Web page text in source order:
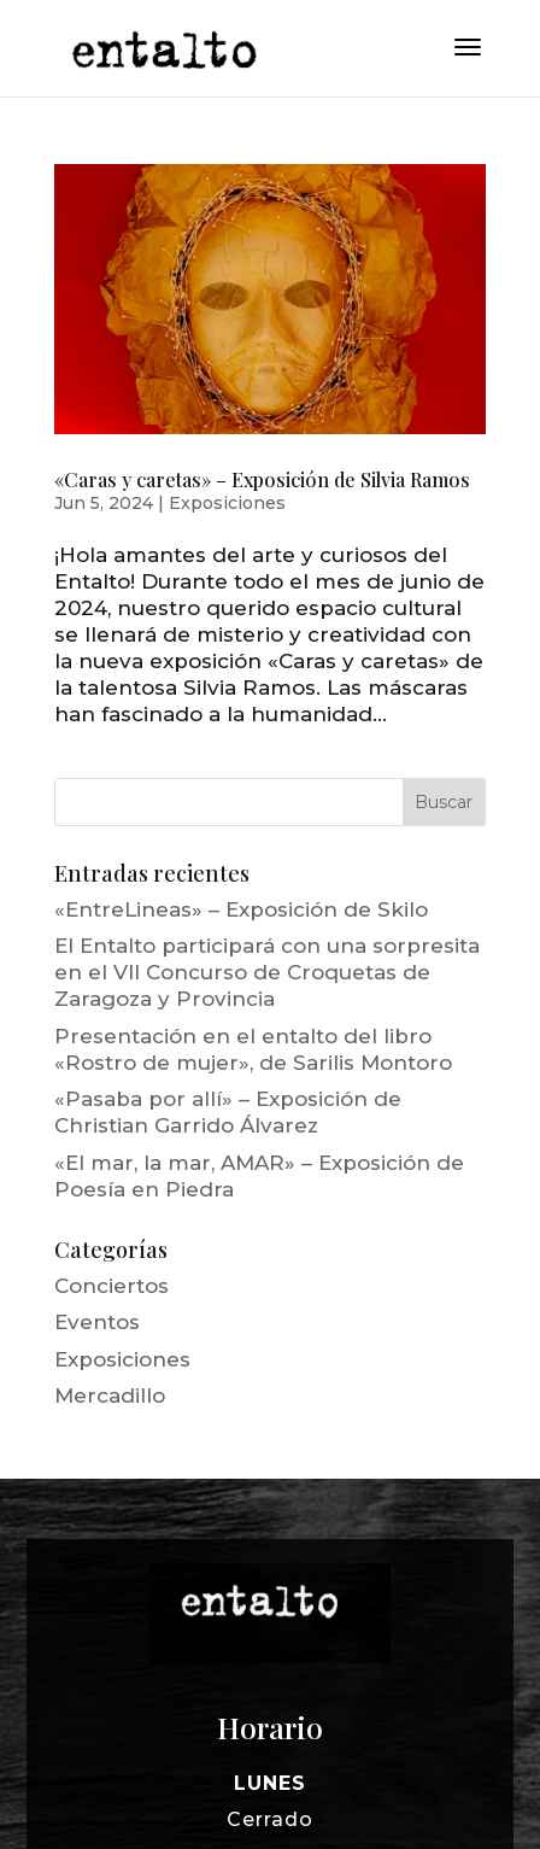
«Caras y caretas» – Exposición de Silvia Ramos
Jun 5, 2024| Exposiciones
¡Hola amantes del arte y curiosos del
Entalto! Durante todo el mes de junio de
2024, nuestro querido espacio cultural
se llenará de misterio y creatividad con
la nueva exposición «Caras y caretas» de
la talentosa Silvia Ramos. Las máscaras
han fascinado a la humanidad...
Entradas recientes
«EntreLineas» – Exposición de Skilo
El Entalto participará con una sorpresita
en el VII Concurso de Croquetas de
Zaragoza y Provincia
Presentación en el entalto del libro
«Rostro de mujer», de Sarilis Montoro
«Pasaba por allí» – Exposición de
Christian Garrido Álvarez
«El mar, la mar, AMAR» – Exposición de
Poesía en Piedra
Categorías
Conciertos
Eventos
Exposiciones
Mercadillo
Horario
LUNES
Cerrado